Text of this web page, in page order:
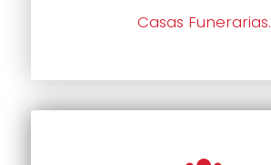
Casas Funerarias.